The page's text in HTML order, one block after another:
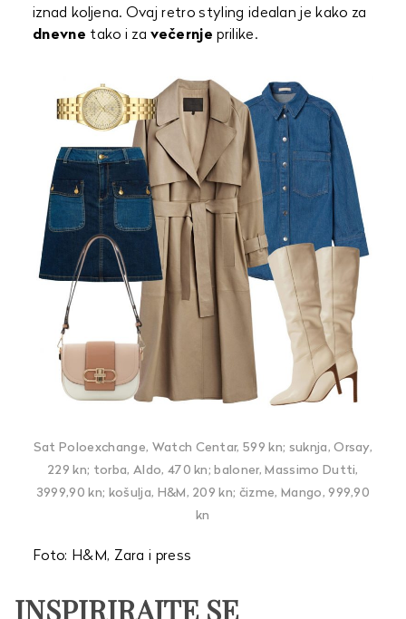
iznad koljena. Ovaj retro styling idealan je kako za
dnevne tako i zavečernje prilike.
Sat Poloexchange, Watch Centar, 599 kn; suknja, Orsay,
229 kn; torba, Aldo, 470 kn; baloner, Massimo Dutti,
3999,90 kn; košulja, H&M, 209 kn; čizme, Mango, 999,90
kn
Foto: H&M, Zara i press
INSPIRIRAJTE SE